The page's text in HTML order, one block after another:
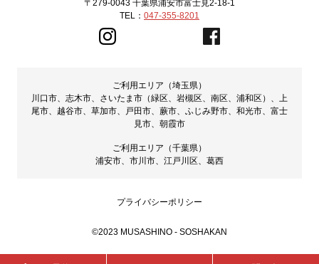
〒279-0043 千葉県浦安市富士見2-18-1
TEL： 047-355-8201
ご利用エリア（埼玉県）
川口市、志木市、さいたま市（緑区、岩槻区、南区、浦和区）、上
尾市、越谷市、草加市、戸田市、蕨市、ふじみ野市、和光市、富士
見市、朝霞市
ご利用エリア（千葉県）
浦安市、市川市、江戸川区、葛西
プライバシーポリシー
©2023 MUSASHINO - SOSHAKAN